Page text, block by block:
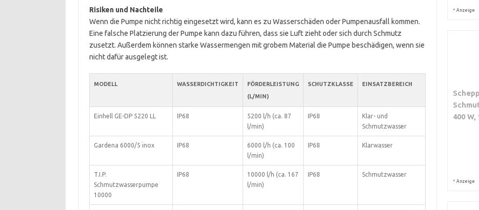
Risiken und Nachteile
Wenn die Pumpe nicht richtig eingesetzt wird, kann es zu Wasserschäden oder Pumpenausfall kommen.
Eine falsche Platzierung der Pumpe kann dazu führen, dass sie Luft zieht oder sich durch Schmutz
zusetzt. Außerdem können starke Wassermengen mit grobem Material die Pumpe beschädigen, wenn sie
nicht dafür ausgelegt ist.
MODELL WASSERDICHTIGKEIT
FÖRDERLEISTUNG
(L/MIN)
SCHUTZKLASSE EINSATZBEREICH
Einhell GE-DP 5220 LL IP68
5200 l/h (ca. 87
l/min)
IP68
Klar- und
Schmutzwasser
Gardena 6000/5 inox IP68
6000 l/h (ca. 100
l/min)
IP68 Klarwasser
T.I.P.
Schmutzwasserpumpe
10000
IP68
10000 l/h (ca. 167
l/min)
IP68 Schmutzwasser
* Anzeige
400
* Anzeige